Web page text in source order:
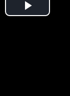
Play